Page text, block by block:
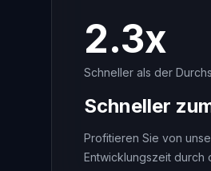
2.3x
Schneller als der
Schneller
Profitieren Sie von
Entwicklungszeit durch